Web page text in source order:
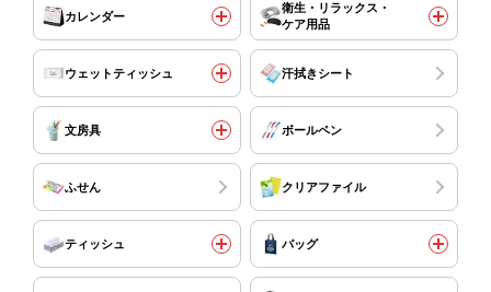
カレンダー
衛生・リラックス・
ケア用品
ウェットティッシュ 汗拭きシート
文房具 ボールペン
ふせん クリアファイル
ティッシュ バッグ